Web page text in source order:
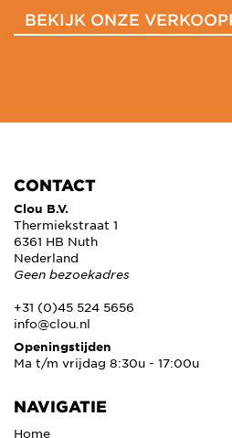
BEKIJK ONZE
CONTACT
Clou B.V.
Thermiekstraat 1
6361 HB Nuth
Nederland
Geen bezoekadres
+31 (0)45 524 5656
info@clou.nl
Openingstijden
Ma t/m vrijdag 8:30u - 17:00u
NAVIGATIE
Home